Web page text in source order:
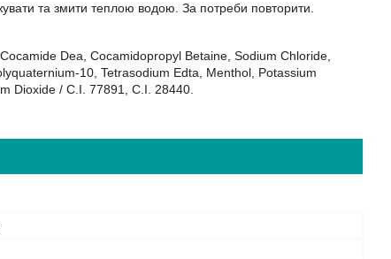
та змити теплою водою. За потреби повторити.
Dea, Cocamidopropyl Betaine, Sodium Chloride,
10, Tetrasodium Edta, Menthol, Potassium
Dioxide / C.I. 77891, C.I. 28440.